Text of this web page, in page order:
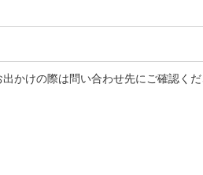
かけの際は問い合わせ先にご確認くだ